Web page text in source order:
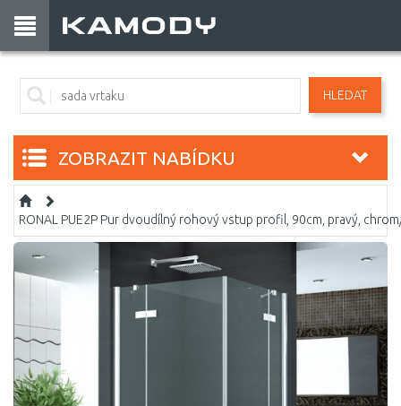
HLEDAT
ZOBRAZIT NABÍDKU
RONAL PUE2P Pur dvoudílný rohový vstup profil, 90cm, pravý,